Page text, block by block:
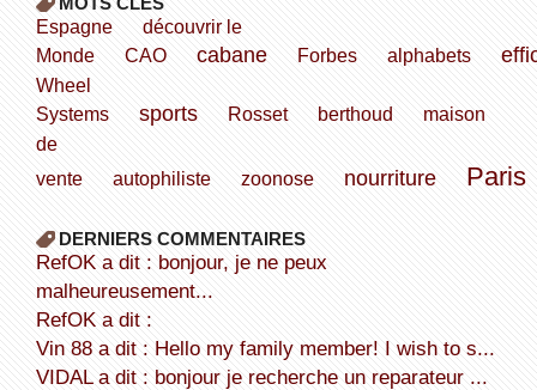
Espagne
découvrir le
Monde
CAO cabane Forbes alphabets
Wheel
Systems
sports Rosset berthoud
maison
de
vente
autophiliste zoonose nourriture Paris
DERNIERS COMMENTAIRES
refOK a dit : bonjour, je ne peux
malheureusement...
refOK a dit :
Vin 88 a dit : Hello my family member! I wish to s...
VIDAL a dit : bonjour je recherche un reparateur ...